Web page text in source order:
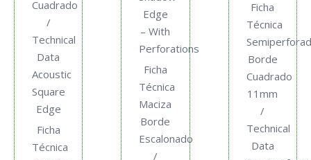
Cuadrado
/
Technical
Data
Acoustic
Square
Edge
Ficha
Técnica
Edge
– With
Perforations
Ficha
Técnica
Maciza
Borde
Escalonado
/
Ficha
Técnica
Borde
Cuadrado
11mm
/
Technical
Data